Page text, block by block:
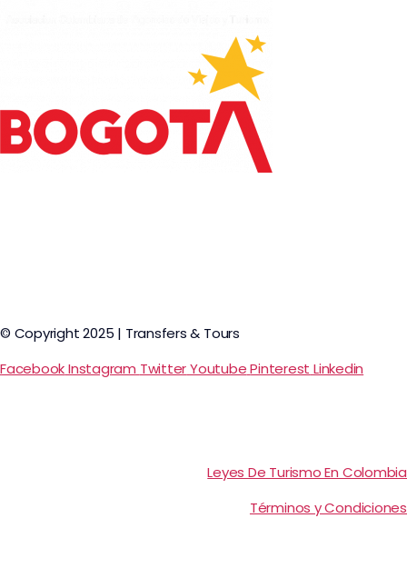
© Copyright 2025 | Transfers & Tours
FacebookInstagram TwitterYoutubePinterest Linkedin
Leyes De Turismo En Colombia
Términos y Condiciones